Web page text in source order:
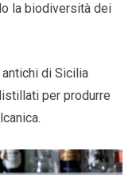
la biodiversità dei
di Sicilia
per produrre